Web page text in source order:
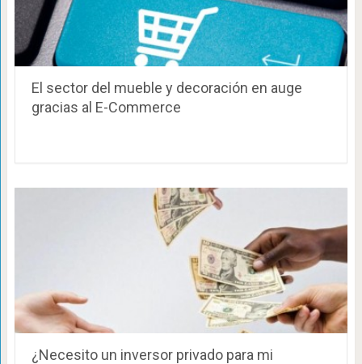
El sector del mueble y decoración en auge
gracias al E-Commerce
¿Necesito un inversor privado para mi